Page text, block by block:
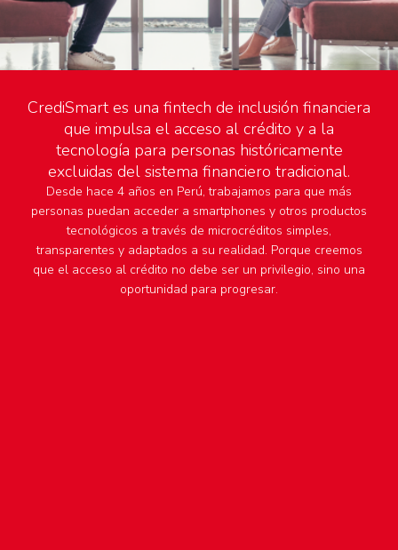
CrediSmart es una fintech de inclusión financiera
que impulsa el acceso al crédito y a la
tecnología para personas históricamente
excluidas del sistema financiero tradicional.
Desde hace 4 años en Perú, trabajamos para que más
personas puedan acceder a smartphones y otros productos
tecnológicos a través de microcréditos simples,
transparentes y adaptados a su realidad. Porque creemos
que el acceso al crédito no debe ser un privilegio, sino una
oportunidad para progresar.